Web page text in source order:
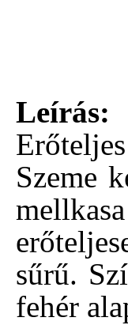
Leírás:
Szeme
sűrű.
fehér